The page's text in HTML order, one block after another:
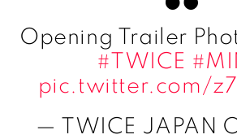
Opening Trailer
#TWICE
pic.twitter.com/
— TWICE JAPAN